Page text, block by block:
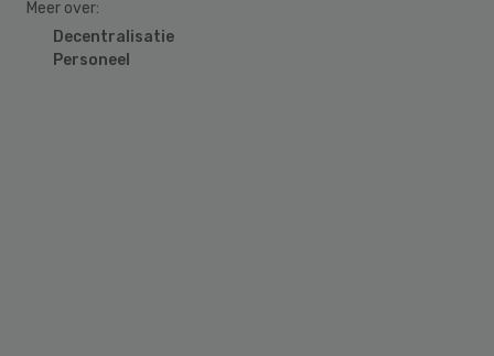
Meer over:
Decentralisatie
Personeel